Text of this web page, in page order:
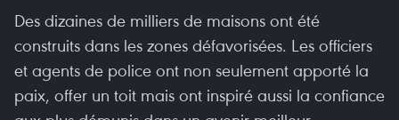
Des dizaines de milliers de maisons ont été
construits dans les zones défavorisées. Les officiers
et agents de police ont non seulement apporté la
paix, offer un toit mais ont inspiré aussi la confiance